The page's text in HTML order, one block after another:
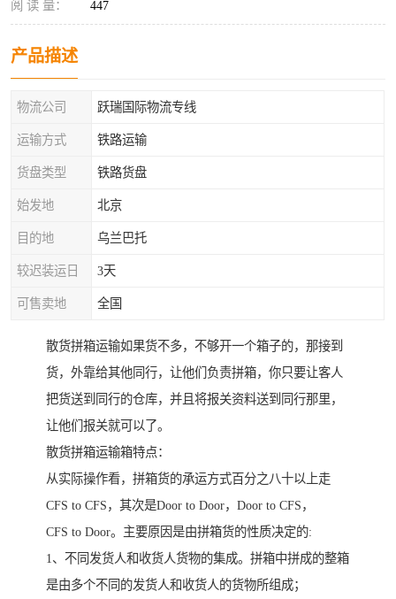
阅 读 量： 447
产品描述
物流公司 跃瑞国际物流专线
运输方式 铁路运输
货盘类型 铁路货盘
始发地 北京
目的地 乌兰巴托
较迟装运日 3天
可售卖地 全国
散货拼箱运输如果货不多，不够开一个箱子的，那接到
货，外靠给其他同行，让他们负责拼箱，你只要让客人
把货送到同行的仓库，并且将报关资料送到同行那里，
让他们报关就可以了。
散货拼箱运输箱特点：
从实际操作看，拼箱货的承运方式百分之八十以上走
CFS to CFS，其次是Door to Door，Door to CFS，
CFS to Door。主要原因是由拼箱货的性质决定的:
1、不同发货人和收货人货物的集成。拼箱中拼成的整箱
是由多个不同的发货人和收货人的货物所组成；